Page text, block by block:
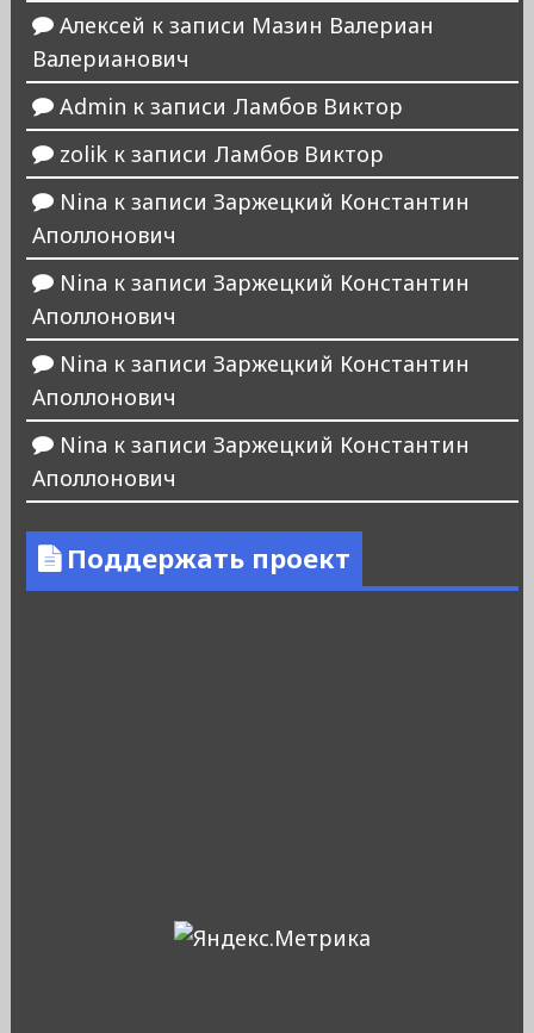
Алексей к записи Мазин Валериан
Валерианович
Admin к записи Ламбов Виктор
zolikк записи Ламбов Виктор
Nina к записи Заржецкий Константин
Аполлонович
Nina к записи Заржецкий Константин
Аполлонович
Nina к записи Заржецкий Константин
Аполлонович
Nina к записи Заржецкий Константин
Аполлонович
Поддержать проект